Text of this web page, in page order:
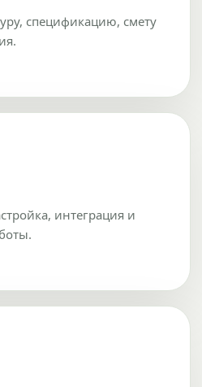
спецификацию, смету
интеграция и